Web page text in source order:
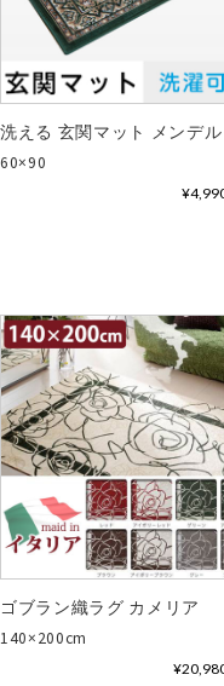
洗える 玄関マット メンデル
60×90
ゴブラン織ラグ カメリア
140×200cm